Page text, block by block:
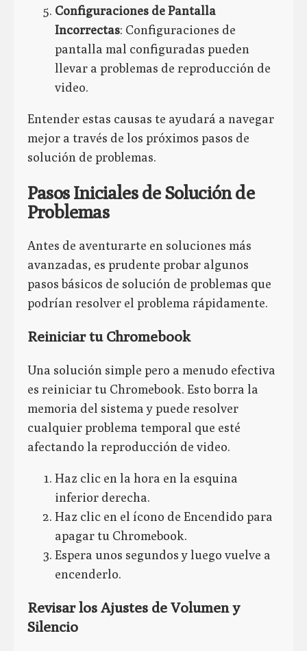
Configuraciones de Pantalla
Incorrectas: Configuraciones de
pantalla mal configuradas pueden
llevar a problemas de reproducción de
video.
Entender estas causas te ayudará a navegar
mejor a través de los próximos pasos de
solución de problemas.
Pasos Iniciales de Solución de
Problemas
Antes de aventurarte en soluciones más
avanzadas, es prudente probar algunos
pasos básicos de solución de problemas que
podrían resolver el problema rápidamente.
Reiniciar tu Chromebook
Una solución simple pero a menudo efectiva
es reiniciar tu Chromebook. Esto borra la
memoria del sistema y puede resolver
cualquier problema temporal que esté
afectando la reproducción de video.
Haz clic en la hora en la esquina
inferior derecha.
Haz clic en el ícono de Encendido para
apagar tu Chromebook.
Espera unos segundos y luego vuelve a
encenderlo.
Revisar los Ajustes de Volumen y
Silencio